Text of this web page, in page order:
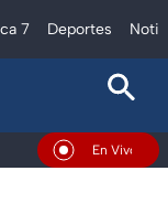
7 Deportes
En Vivo